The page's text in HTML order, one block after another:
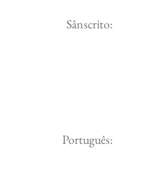
Sânscrito:
Português: